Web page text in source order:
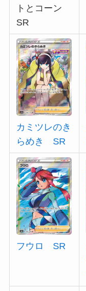
トとコーン
SR
カミツレのき
らめき SR
フウロ SR